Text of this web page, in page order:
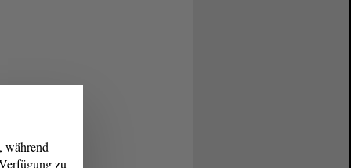
während
zu